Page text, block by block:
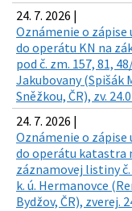
24. 7. 2026 |
Oznámenie o
do operátu KN na
pod č. zm. 157, 81,
Jakubovany (Spišák
Sněžkou, ČR), zv.
24. 7. 2026 |
Oznámenie o
do operátu katastra
záznamovej listiny č.
k. ú. Hermanovce
Bydžov, ČR), zverej.